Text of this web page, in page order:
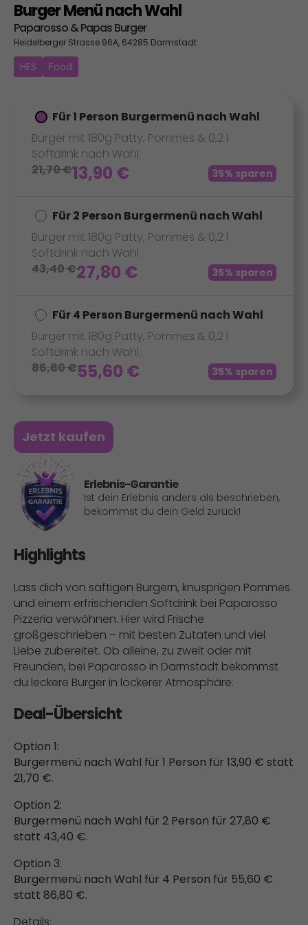
Burger Menü nach Wahl
Paparosso & Papas Burger
Heidelberger Strasse 96A, 64285 Darmstadt
HES Food
Für 1 Person Burgermenü nach Wahl
Burger mit 180g Patty, Pommes & 0,2 l
Softdrink nach Wahl.
21,70€13,90 € 35% sparen
Für 2 Person Burgermenü nach Wahl
Burger mit 180g Patty, Pommes & 0,2 l
Softdrink nach Wahl.
43,40€27,80 € 35% sparen
Für 4 Person Burgermenü nach Wahl
Burger mit 180g Patty, Pommes & 0,2 l
Softdrink nach Wahl.
86,80€55,60 € 35% sparen
Jetzt kaufen
Erlebnis-Garantie
Ist dein Erlebnis anders als beschrieben,
bekommst du dein Geld zurück!
Highlights
Lass dich von saftigen Burgern, knusprigen Pommes
und einem erfrischenden Softdrink bei Paparosso
Pizzeria verwöhnen. Hier wird Frische
großgeschrieben – mit besten Zutaten und viel
Liebe zubereitet. Ob alleine, zu zweit oder mit
Freunden, bei Paparosso in Darmstadt bekommst
du leckere Burger in lockerer Atmosphäre.
Deal-Übersicht
Option 1:
Burgermenü nach Wahl für 1 Person für 13,90 € statt
21,70 €.
Option 2:
Burgermenü nach Wahl für 2 Person für 27,80 €
statt 43,40 €.
Option 3:
Burgermenü nach Wahl für 4 Person für 55,60 €
statt 86,80 €.